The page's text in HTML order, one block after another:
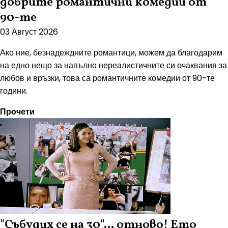
90-те
03 Август 2026
Ако ние, безнадеждните романтици, можем да благодарим
на едно нещо за напълно нереалистичните си очаквания за
любов и връзки, това са романтичните комедии от 90-те
години.
Прочети